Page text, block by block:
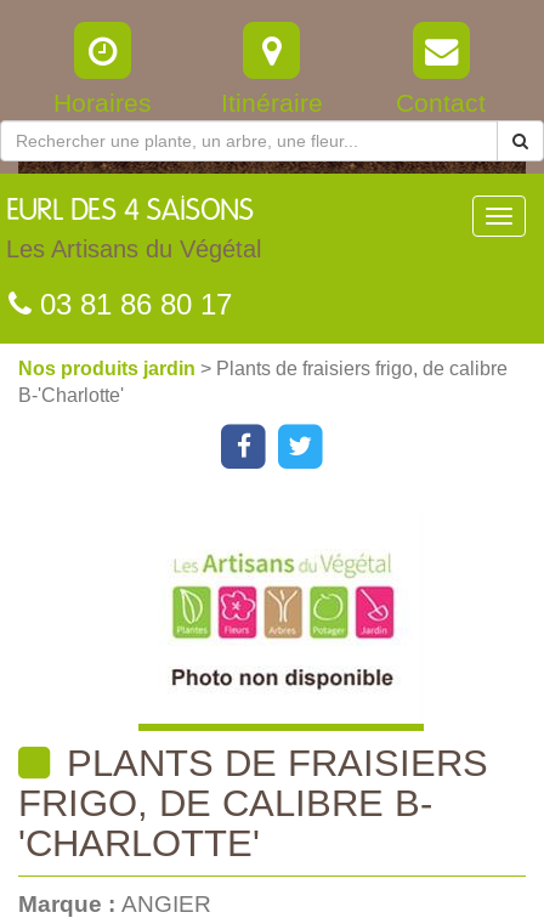
Horaires Itinéraire Contact
EURL DES 4 SAISONS
Les Artisans du Végétal
03 81 86 80 17
Nos produits jardin > Plants de fraisiers frigo, de calibre
B-'Charlotte'
PLANTS DE FRAISIERS
FRIGO, DE CALIBRE B-
'CHARLOTTE'
Marque : ANGIER